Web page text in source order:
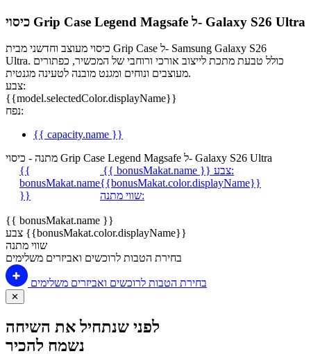
כיסוי Grip Case Legend Magsafe ל- Galaxy S26 Ultra
כיסוי מעוצב וחדשני מבית Grip Case ל- Samsung Galaxy S26
Ultra. כולל טבעת מתכת לייצוב אורכי ורוחבי של המכשיר, כפתורים
מעוצבים ונוחים ומגנט מובנה לטעינה מגנטית.
צבע:
{{model.selectedColor.displayName}}
נפח:
{{ capacity.name }}
מתנה - כיסוי Grip Case Legend Magsafe ל- Galaxy S26 Ultra
{{
bonusMakat.name
}}
{{ bonusMakat.name }}
צבע:
{{bonusMakat.color.displayName}}
שווי מתנה:
{{ bonusMakat.name }}
צבע {{bonusMakat.color.displayName}}
שווי מתנה
בחירת הטבות לרוכשים ואביזרים משלימים
בחירת הטבות לרוכשים ואביזרים משלימים
✕
לפני שנתחיל את השיחה
נשמח להכיר